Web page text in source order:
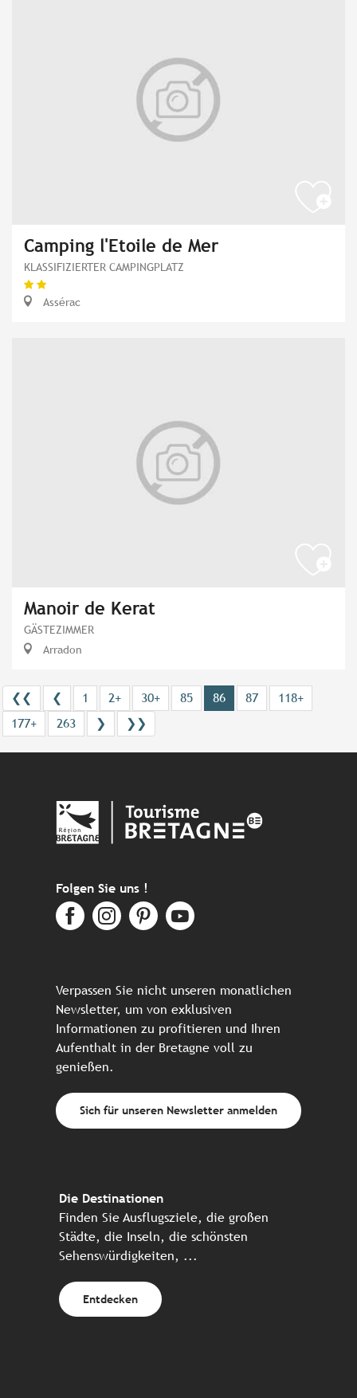
Camping l'Etoile de Mer
KLASSIFIZIERTER CAMPINGPLATZ
Assérac
Manoir de Kerat
GÄSTEZIMMER
Arradon
❮❮ ❮ 1 2+ 30+ 85 86 87
118+
177+
263 ❯ ❯❯
Folgen Sie uns !
Verpassen Sie nicht unseren monatlichen
Newsletter, um von exklusiven
Informationen zu profitieren und Ihren
Aufenthalt in der Bretagne voll zu
genießen.
Sich für unseren Newsletter anmelden
Die Destinationen
Finden Sie Ausflugsziele, die großen
Städte, die Inseln, die schönsten
Sehenswürdigkeiten, ...
Entdecken